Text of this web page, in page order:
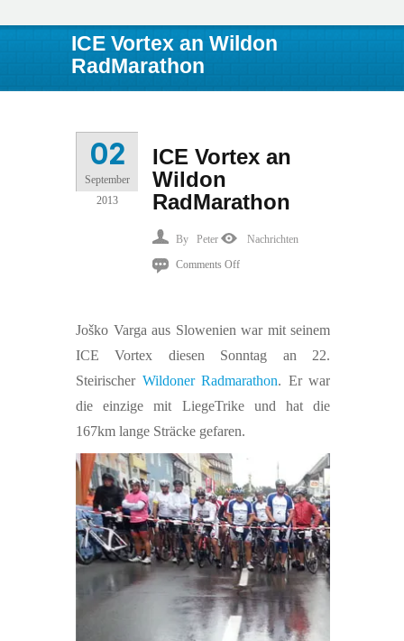
ICE Vortex an Wildon
RadMarathon
ICE Vortex an
Wildon
RadMarathon
02
September
2013
By Peter
Nachrichten
Comments Offon
Wildon
Joško Varga aus Slowenien war mit seinem
ICE Vortex diesen Sonntag an 22.
Steirischer Wildoner Radmarathon. Er war
die einzige mit LiegeTrike und hat die
167km lange Sträcke gefaren.